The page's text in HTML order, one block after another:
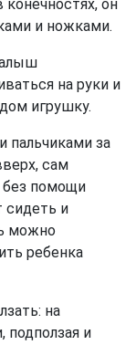
конечностях, он
и ножками.
на руки и
игрушку.
за
сам
без помощи
сидеть и
можно
ребенка
на
подползая и